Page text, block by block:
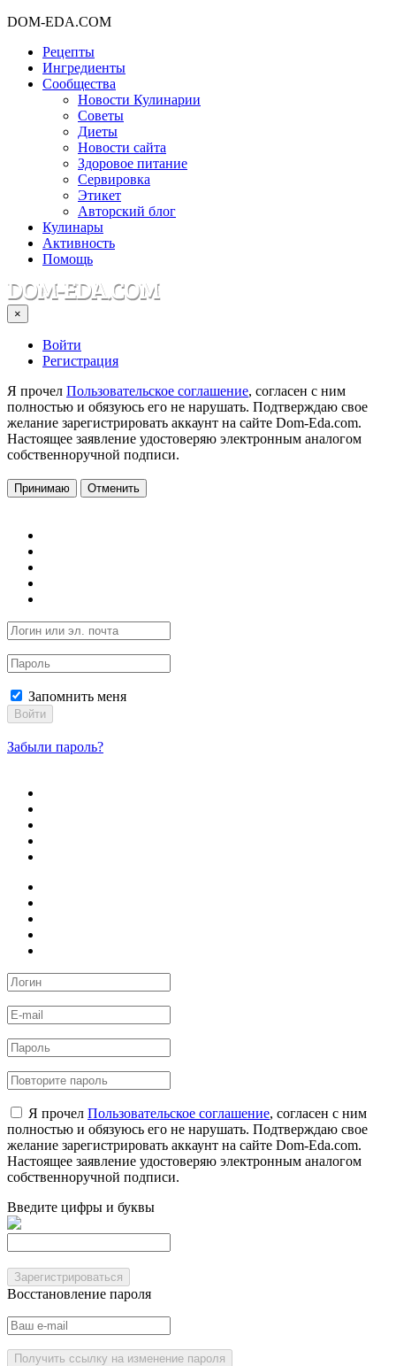
DOM-EDA.COM
Рецепты
Ингредиенты
Сообщества
Новости Кулинарии
Советы
Диеты
Новости сайта
Здоровое питание
Сервировка
Этикет
Авторский блог
Кулинары
Активность
Помощь
×
Войти
Регистрация
Я прочел Пользовательское соглашение, согласен с ним
полностью и обязуюсь его не нарушать. Подтверждаю свое
желание зарегистрировать аккаунт на сайте Dom-Eda.com.
Настоящее заявление удостоверяю электронным аналогом
собственноручной подписи.
Принимаю Отменить
Запомнить меня
Войти
Забыли пароль?
Я прочел Пользовательское соглашение, согласен с ним
полностью и обязуюсь его не нарушать. Подтверждаю свое
желание зарегистрировать аккаунт на сайте Dom-Eda.com.
Настоящее заявление удостоверяю электронным аналогом
собственноручной подписи.
Введите цифры и буквы
Зарегистрироваться
Восстановление пароля
Получить ссылку на изменение пароля